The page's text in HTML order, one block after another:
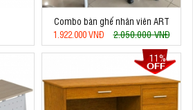
Combo bàn ghế nhân viên ART
1.922.000 VNĐ
2.050.000 VNĐ
11%